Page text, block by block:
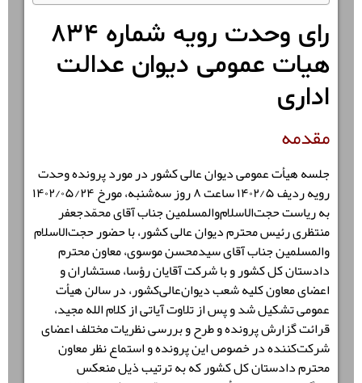
رای وحدت رویه شماره ۸۳۴
هیات عمومی دیوان عدالت
اداری
مقدمه
جلسه هیأت ‌عمومی دیوان عالی کشور در مورد پرونده وحدت
رویه ردیف ۱۴۰۲/۵ ساعت ۸ روز سه‌شنبه، مورخ ۱۴۰۲/۰۵/۲۴
به ‌ریاست حجت‌الاسلام‌‌والمسلمین جناب آقای محمّدجعفر
منتظری رئیس محترم دیوان ‌‌عالی ‌‌کشور، با حضور حجت‌الاسلام‌
والمسلمین جناب آقای سیدمحسن موسوی، معاون محترم
دادستان ‌کل‌ کشور و با شرکت آقایان رؤسا، مستشاران و
اعضای ‌معاون کلیه شعب دیوان‌عالی‌کشور، در سالن هیأت‌
عمومی تشکیل شد و پس از تلاوت آیاتی از کلام الله مجید،
قرائت گزارش ‌پرونده و طرح و بررسی نظریات مختلف اعضای
شرکت‌کننده در خصوص این پرونده و استماع نظر معاون
محترم دادستان ‌کل‌ کشور که به ‌ترتیب‌ ذیل منعکس